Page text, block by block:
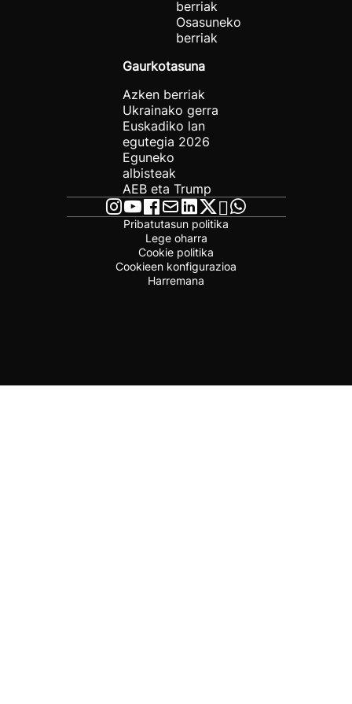
berriak
Osasuneko
berriak
Gaurkotasuna
Azken berriak
Ukrainako gerra
Euskadiko lan
egutegia 2026
Eguneko
albisteak
AEB eta Trump
Pribatutasun politika
Lege oharra
Cookie politika
Cookieen konfigurazioa
Harremana